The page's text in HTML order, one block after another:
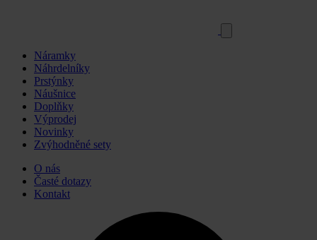
Náramky
Náhrdelníky
Prstýnky
Náušnice
Doplňky
Výprodej
Novinky
Zvýhodněné sety
O nás
Časté dotazy
Kontakt